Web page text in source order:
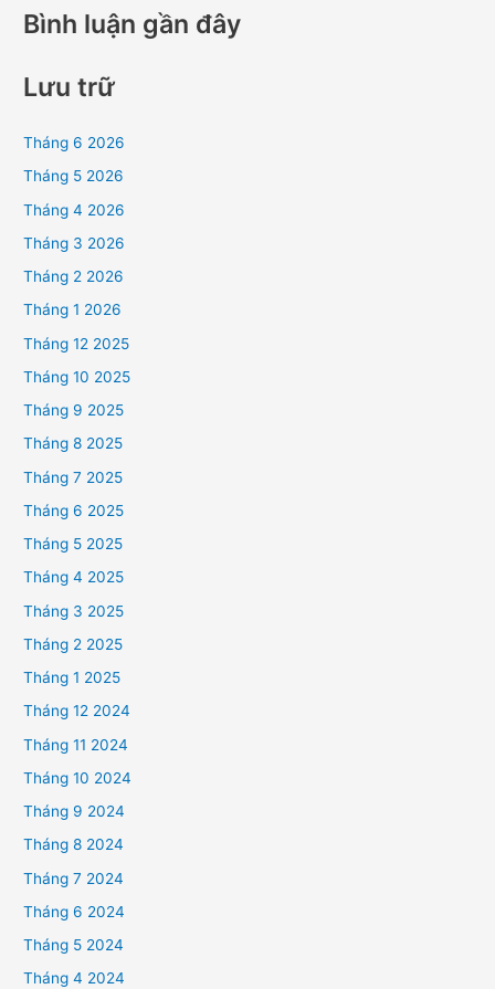
Bình luận gần đây
Lưu trữ
Tháng 6 2026
Tháng 5 2026
Tháng 4 2026
Tháng 3 2026
Tháng 2 2026
Tháng 1 2026
Tháng 12 2025
Tháng 10 2025
Tháng 9 2025
Tháng 8 2025
Tháng 7 2025
Tháng 6 2025
Tháng 5 2025
Tháng 4 2025
Tháng 3 2025
Tháng 2 2025
Tháng 1 2025
Tháng 12 2024
Tháng 11 2024
Tháng 10 2024
Tháng 9 2024
Tháng 8 2024
Tháng 7 2024
Tháng 6 2024
Tháng 5 2024
Tháng 4 2024